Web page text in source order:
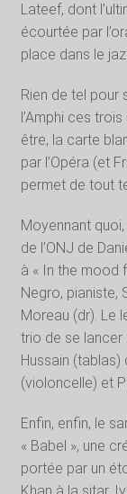
Lateef, dont
écourtée par
place dans le
Rien de tel pour
l’Amphi ces
être, la carte
par l’Opéra (et
permet de tout
Moyennant
de l’ONJ de
à « In the mood
Negro, pianiste,
Moreau (dr). Le
trio de se lancer
Hussain (tablas)
(violoncelle) et
Enfin, enfin, le
« Babel », une
portée par un